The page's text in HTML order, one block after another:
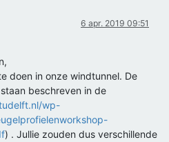
6 apr. 2019 09:51
doen in onze windtunnel. De
beschreven in de
wp-
) . Jullie zouden dus verschillende